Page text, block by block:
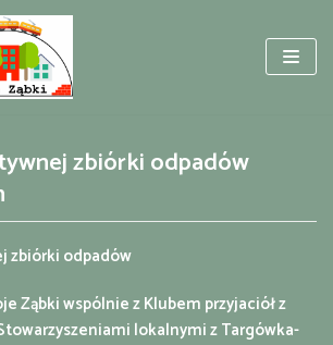
zbiórki odpadów
zbiórki odpadów
Ząbki wspólnie z Klubem przyjaciół z
lokalnymi z Targówka-